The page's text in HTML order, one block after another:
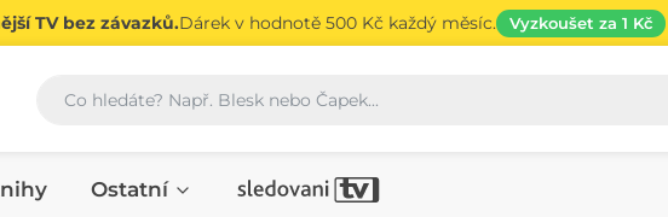
TV bez závazků.Dárek v hodnotě 500 Kč každý měsíc. Vyzkoušet za 1 Kč
Vyhledávání
Ostatní